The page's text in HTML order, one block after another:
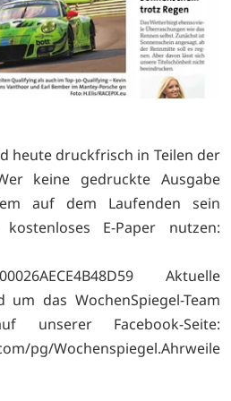
heute druckfrisch in Teilen der
keine gedruckte Ausgabe
auf dem Laufenden sein
E-Paper nutzen:
Aktuelle
das WochenSpiegel-Team
unserer Facebook-Seite:
pg/Wochenspiegel.Ahrweile